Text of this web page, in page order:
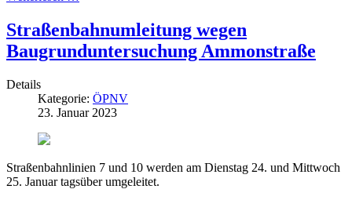
Straßenbahnumleitung wegen
Baugrunduntersuchung Ammonstraße
Details
Kategorie: ÖPNV
23. Januar 2023
Straßenbahnlinien 7 und 10 werden am Dienstag 24. und Mittwoch
25. Januar tagsüber umgeleitet.